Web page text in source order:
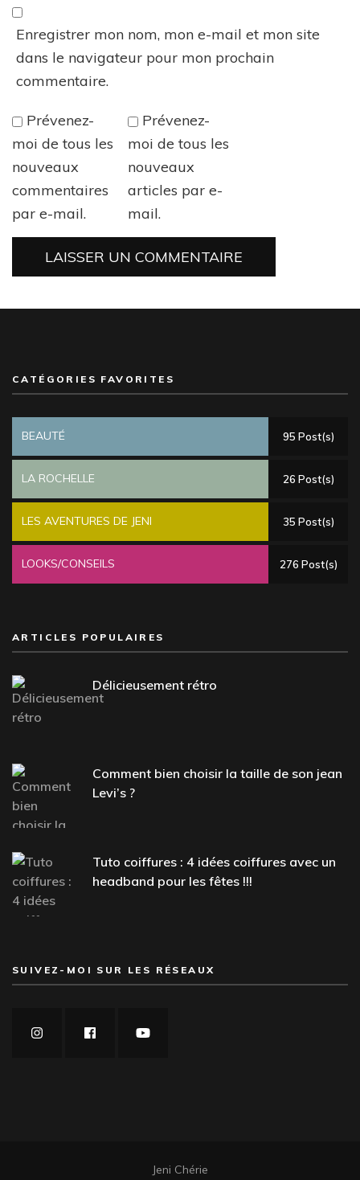
Enregistrer mon nom, mon e-mail et mon site
dans le navigateur pour mon prochain
commentaire.
Prévenez-
moi de tous les
nouveaux
commentaires
par e-mail.
Prévenez-
moi de tous les
nouveaux
articles par e-
mail.
CATÉGORIES FAVORITES
BEAUTÉ 95 Post(s)
LA ROCHELLE 26 Post(s)
LES AVENTURES DE JENI 35 Post(s)
LOOKS/CONSEILS 276 Post(s)
ARTICLES POPULAIRES
Délicieusement rétro
Comment bien choisir la taille de son jean
Levi’s ?
Tuto coiffures : 4 idées coiffures avec un
headband pour les fêtes !!!
SUIVEZ-MOI SUR LES RÉSEAUX
Jeni Chérie